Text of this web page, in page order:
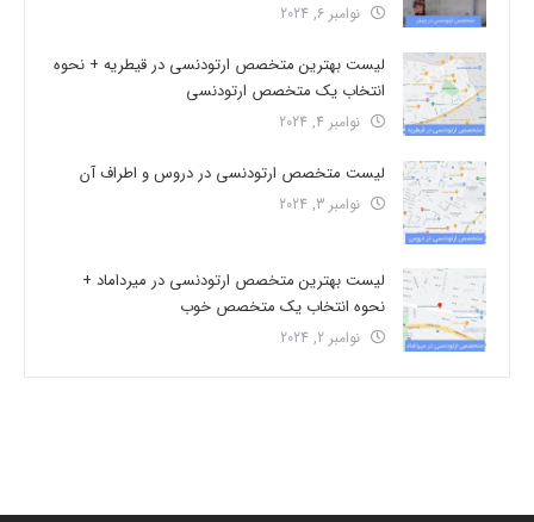
نوامبر 6, 2024
لیست بهترین متخصص ارتودنسی در قیطریه + نحوه
انتخاب یک متخصص ارتودنسی
نوامبر 4, 2024
لیست متخصص ارتودنسی در دروس و اطراف آن
نوامبر 3, 2024
لیست بهترین متخصص ارتودنسی در میرداماد +
نحوه انتخاب یک متخصص خوب
نوامبر 2, 2024